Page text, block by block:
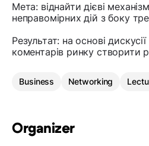
Мета: віднайти дієві
неправомірних дій з боку
Результат: на основі
коментарів ринку створити
Business Networking
Organizer